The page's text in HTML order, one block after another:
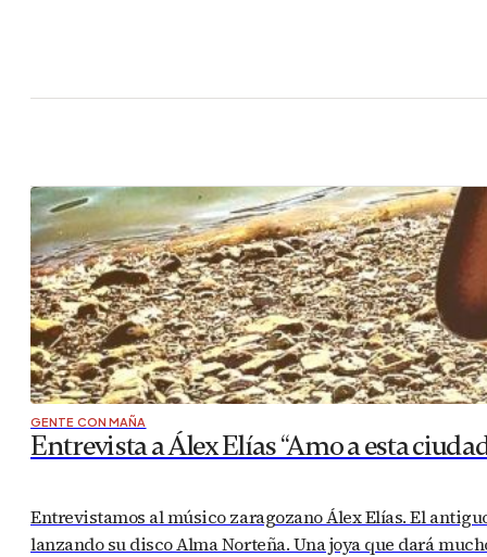
GENTE CON MAÑA
Entrevista a Álex Elías “Amo a esta
Entrevistamos al músico zaragozano Álex Elías. El
lanzando su disco Alma Norteña. Una joya que dará